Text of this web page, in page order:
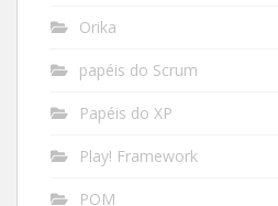
Orika
papéis do Scrum
Papéis do XP
Play! Framework
POM